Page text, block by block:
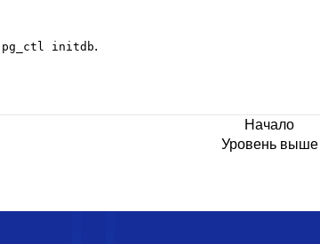
pg_ctl initdb.
Начало
Уровень выше